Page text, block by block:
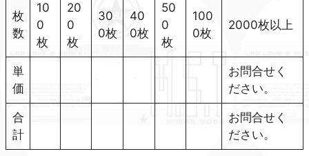
枚
数
10
0
枚
20
0
枚
30
0枚
40
0枚
50
0
枚
100
0枚
2000枚以上
単
価
お問合せく
ださい。
合
計
お問合せく
ださい。